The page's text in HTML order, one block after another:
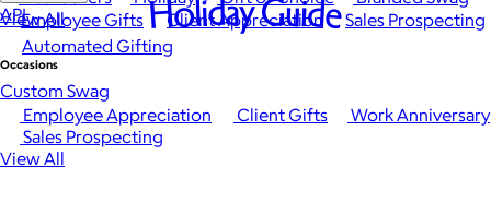
View All
Occasions
Employee Appreciation Client Gifts
Work Anniversary
Sales Prospecting
View All
Employee Gifts Client Appreciation
Sales Prospecting
Automated Gifting
Custom Swag
API Holiday Guide